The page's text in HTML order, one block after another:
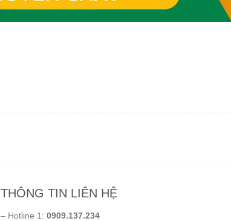
THÔNG TIN LIÊN HỆ
– Hotline 1: 0909.137.234